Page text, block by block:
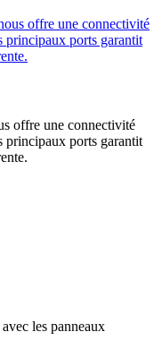
offre une connectivité
principaux ports garantit